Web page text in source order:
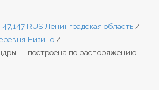
47,147 RUS Ленинградская область /
Низино /
— построена по распоряжению